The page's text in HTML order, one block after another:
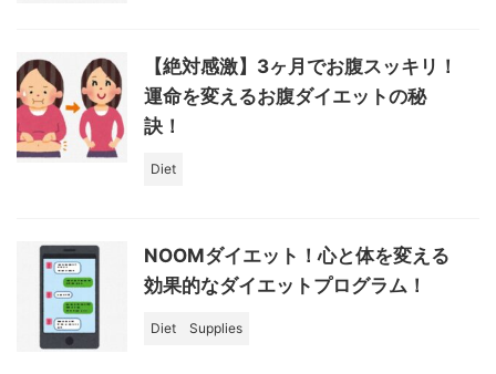
【絶対感激】3ヶ月でお腹スッキリ！
運命を変えるお腹ダイエットの秘
訣！
Diet
NOOMダイエット！心と体を変える
効果的なダイエットプログラム！
Diet Supplies